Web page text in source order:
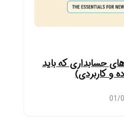
حسابداری که باید
و کاربردی)
01/